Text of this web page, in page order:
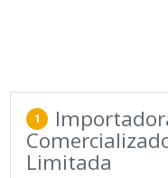
1
Limitada